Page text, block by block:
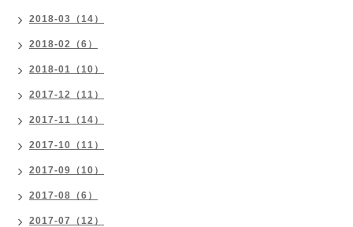
2018-03（14）
2018-02（6）
2018-01（10）
2017-12（11）
2017-11（14）
2017-10（11）
2017-09（10）
2017-08（6）
2017-07（12）